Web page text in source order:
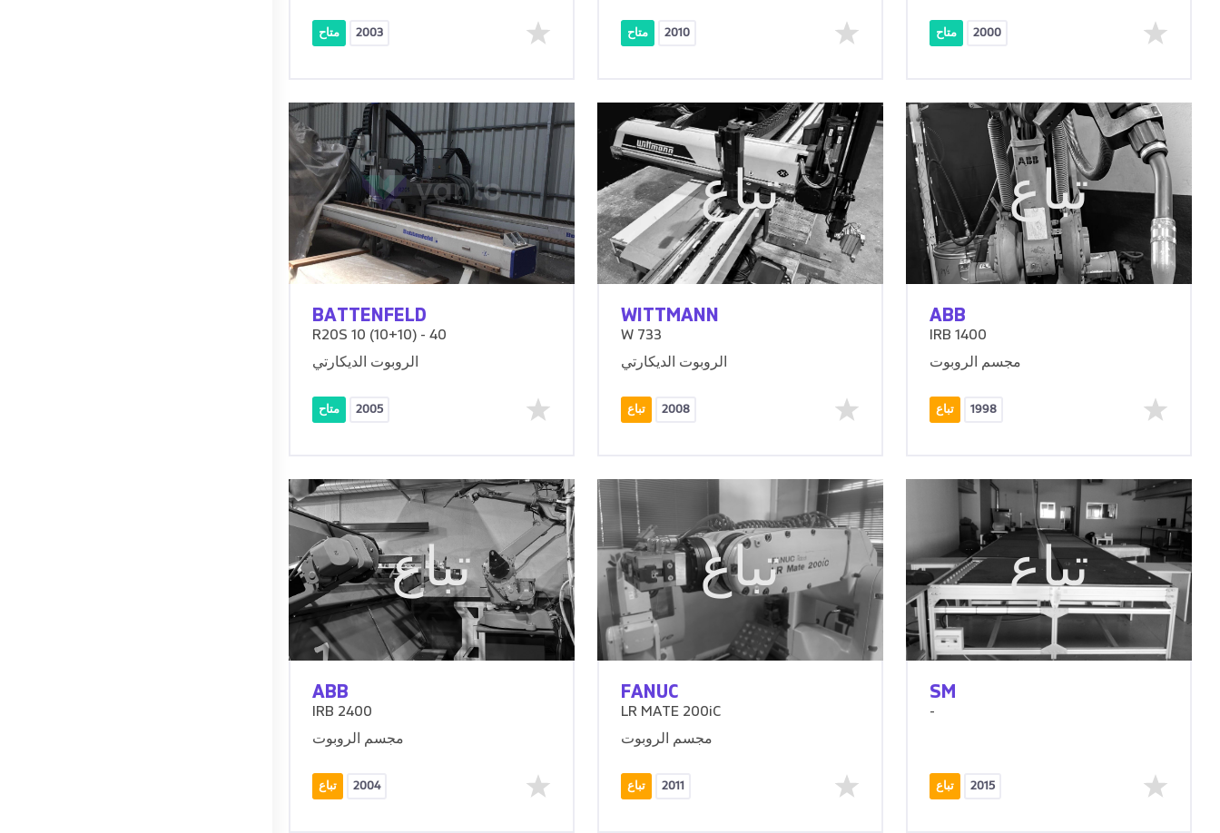
متاح 2003 متاح 2010 متاح 2000
BATTENFELD
R20S 10 (10+10) - 40
الروبوت الديكارتي
متاح 2005
تباع
WITTMANN
W 733
الروبوت الديكارتي
تباع 2008
تباع
ABB
IRB 1400
مجسم الروبوت
تباع 1998
تباع
ABB
IRB 2400
مجسم الروبوت
تباع 2004
تباع
FANUC
LR MATE 200iC
مجسم الروبوت
تباع 2011
تباع
SM
-
تباع 2015